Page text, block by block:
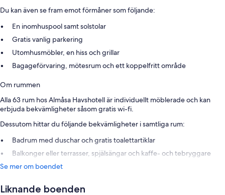
Du kan även se fram emot förmåner som följande:
En inomhuspool samt solstolar
Gratis vanlig parkering
Utomhusmöbler, en hiss och grillar
Bagageförvaring, mötesrum och ett koppelfritt område
Om rummen
Alla 63 rum hos Almåsa Havshotell är individuellt möblerade och kan
erbjuda bekvämligheter såsom gratis wi-fi.
Dessutom hittar du följande bekvämligheter i samtliga rum:
Badrum med duschar och gratis toalettartiklar
Balkonger eller terrasser, spjälsängar och kaffe- och tebryggare
Se mer om boendet
Liknande boenden